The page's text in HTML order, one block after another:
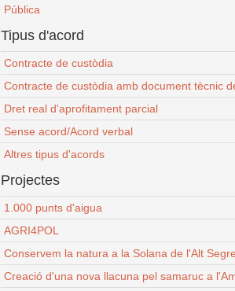
Pública
Tipus d'acord
Contracte de custòdia
Contracte de custòdia amb document tècnic
Dret real d'aprofitament parcial
Sense acord/Acord verbal
Altres tipus d'acords
Projectes
1.000 punts d'aigua
AGRI4POL
Conservem la natura a la Solana de l'Alt
Creació d'una nova llacuna pel samaruc a